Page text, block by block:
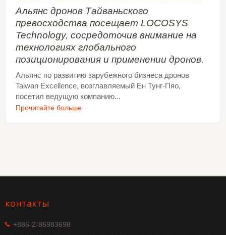
Альянс дронов Тайваньского
превосходства посещает LOCOSYS
Technology, сосредоточив внимание на
технологиях глобального
позиционирования и применении дронов.
Альянс по развитию зарубежного бизнеса дронов
Taiwan Excellence, возглавляемый Ен Тунг-Пяо,
посетил ведущую компанию...
Прочитайте больше
контакты
+886-2-86983698